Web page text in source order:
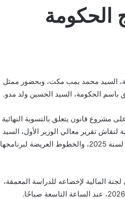
السيد محمد بمب مكت، وبحضور ممثل
باسم الحكومة، السيد الحسين ولد مدو.
مشروع قانون يتعلق بالتسوية النهائية
لنقاش تقرير معالي الوزير الأول، السيد
المختار ولد أجاي، المقدم أمام الجمعية الوطنية حول حصيلة نشاط الحكومة لسنة 2025، والخطوط العريضة لبرنامجها
الرؤساء إحالة مشروع قانون التسوية النهائية لميزانية 2024 إلى لجنة المالية لإخضاعه للدراسة المعمقة،